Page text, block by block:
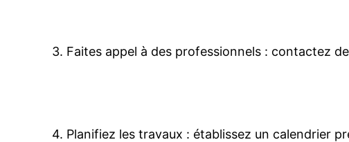
3. Faites appel à des professionnels : contactez
4. Planifiez les travaux : établissez un calendrier